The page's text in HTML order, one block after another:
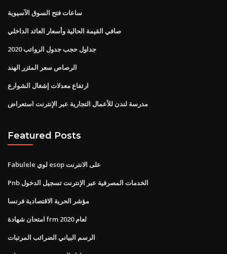
ساعات فتح السوق الآسيوية
صافي القيمة الحالية وأسعار العائد الداخلي
جداول حجب جدول الرواتب 2020
الرصاص سعر المئزر الهند
ارتفاع معدلات إشغال الشوارع
مدرسة لندن للأعمال التجارية عبر الإنترنت استعراض
Featured Posts
Fabulele لوي esop على الانترنت
Pnb الخدمات المصرفية عبر الإنترنت تسجيل الدخول
مؤشر الحرية الاقتصادية فرنسا
امتحان شهادة frm لعام 2020
الرسم البياني الضرائب المرتبات